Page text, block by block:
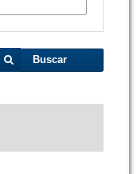
Buscar